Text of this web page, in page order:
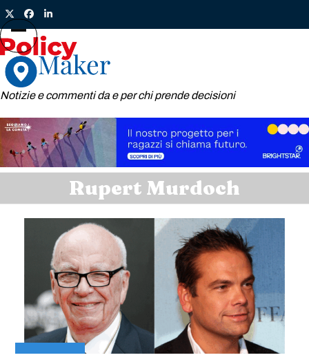
Skip
to
content
TwitterFacebook
LinkedIn
Notizie e commenti da e per chi prende decisioni
Open
mobile
menu
Close
mobile
menu
Rupert Murdoch